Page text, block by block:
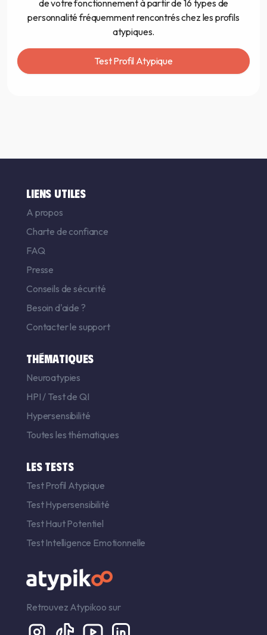
de votre fonctionnement à partir de 16 types de
personnalité fréquemment rencontrés chez les profils
atypiques.
Test Profil Atypique
LIENS UTILES
A propos
Charte de confiance
FAQ
Presse
Conseils de sécurité
Besoin d'aide ?
Contacter le support
THÉMATIQUES
Neuroatypies
HPI / Test de QI
Hypersensibilité
Toutes les thématiques
LES TESTS
Test Profil Atypique
Test Hypersensibilité
Test Haut Potentiel
Test Intelligence Emotionnelle
Retrouvez Atypikoo sur